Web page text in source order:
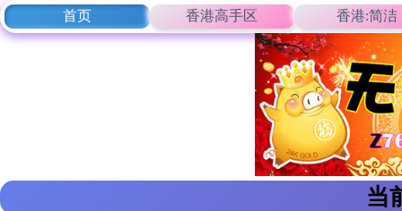
首页 香港高手区 香港:简洁
当